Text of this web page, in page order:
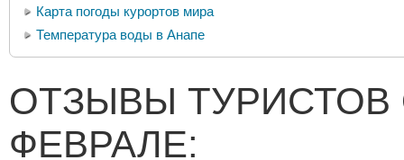
Карта погоды курортов мира
Температура воды в Анапе
ОТЗЫВЫ
ФЕВРАЛЕ: